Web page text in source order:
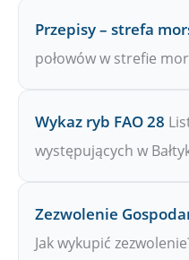
Przepisy – strefa
połowów w strefie
Wykaz ryb FAO 28
występujących w
Zezwolenie
Jak wykupić